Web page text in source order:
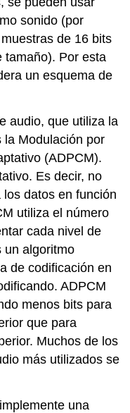
sonido (por
de 16 bits
tamaño). Por esta
un esquema de
audio, que utiliza la
la Modulación por
(ADPCM).
Es decir, no
datos en función
utiliza el número
cada nivel de
un algoritmo
de codificación en
ADPCM
menos bits para
que para
Muchos de los
más utilizados se
una